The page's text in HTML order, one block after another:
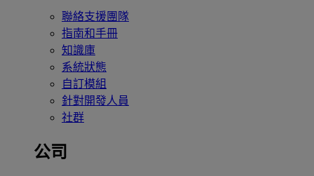
聯絡支援團隊
指南和手冊
知識庫
系統狀態
自訂模組
針對開發人員
社群
公司